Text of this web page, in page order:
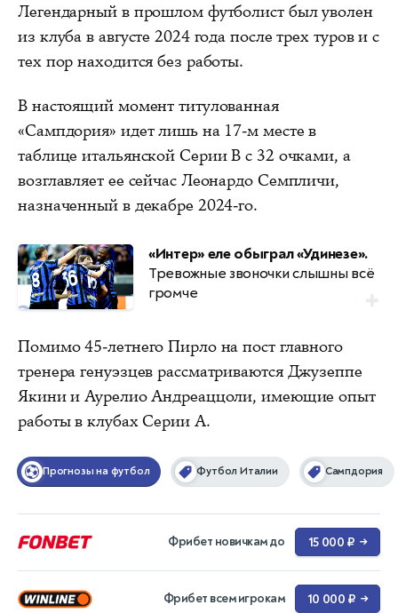
Легендарный в прошлом футболист был уволен
из клуба в августе 2024 года после трех туров и с
тех пор находится без работы.
В настоящий момент титулованная
«Сампдория» идет лишь на 17-м месте в
таблице итальянской Серии В с 32 очками, а
возглавляет ее сейчас Леонардо Семпличи,
назначенный в декабре 2024-го.
«Интер» еле обыграл «Удинезе».
Тревожные звоночки слышны всё
громче
Помимо 45-летнего Пирло на пост главного
тренера генуэзцев рассматриваются Джузеппе
Якини и Аурелио Андреаццоли, имеющие опыт
работы в клубах Серии А.
Прогнозы на футбол Футбол Италии Сампдория
Фрибет новичкам до 15 000 ₽ →
Фрибет всем игрокам 10 000 ₽ →